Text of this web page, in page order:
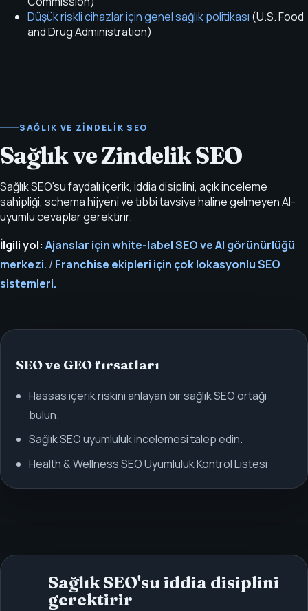
Düşük riskli cihazlar için genel sağlık politikası (U.S. Food
and Drug Administration)
SAĞLIK VE ZINDELIK SEO
Sağlık ve Zindelik SEO
Sağlık SEO'su faydalı içerik, iddia disiplini, açık inceleme
sahipliği, schema hijyeni ve tıbbi tavsiye haline gelmeyen AI-
uyumlu cevaplar gerektirir.
İlgili yol: Ajanslar için white-label SEO ve AI görünürlüğü
merkezi. / Franchise ekipleri için çok lokasyonlu SEO
sistemleri.
SEO ve GEO fırsatları
Hassas içerik riskini anlayan bir sağlık SEO ortağı
bulun.
Sağlık SEO uyumluluk incelemesi talep edin.
Health & Wellness SEO Uyumluluk Kontrol Listesi
Sağlık SEO'su iddia disiplini
gerektirir